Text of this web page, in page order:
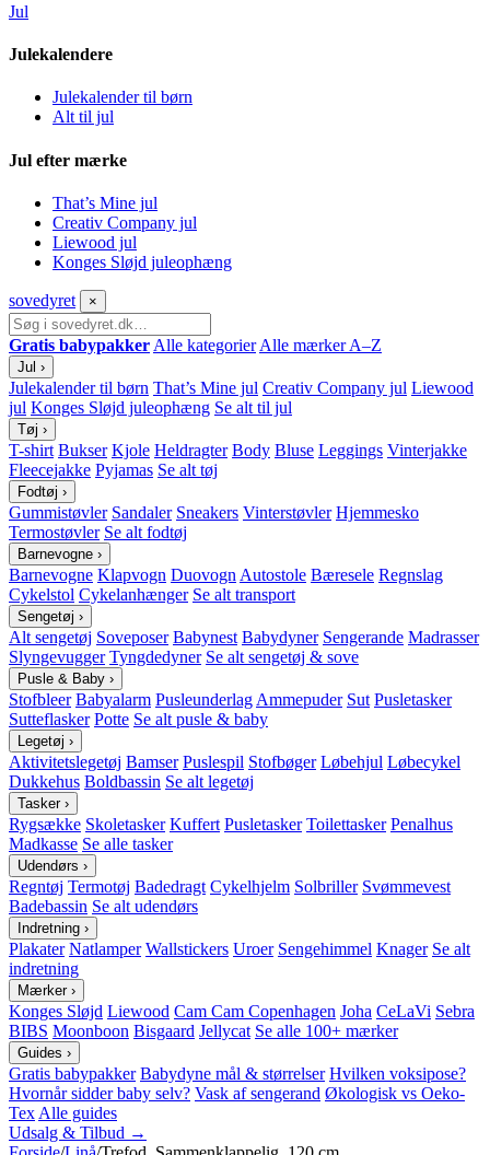
Jul
Julekalendere
Julekalender til børn
Alt til jul
Jul efter mærke
That’s Mine jul
Creativ Company jul
Liewood jul
Konges Sløjd juleophæng
sovedyret ×
Gratis babypakker Alle kategorier Alle mærker A–Z
Jul ›
Julekalender til børn That’s Mine jul Creativ Company jul Liewood
jul Konges Sløjd juleophæng Se alt til jul
Tøj ›
T-shirt Bukser Kjole Heldragter Body Bluse Leggings Vinterjakke
Fleecejakke Pyjamas Se alt tøj
Fodtøj ›
Gummistøvler Sandaler Sneakers Vinterstøvler Hjemmesko
Termostøvler Se alt fodtøj
Barnevogne ›
Barnevogne Klapvogn Duovogn Autostole Bæresele Regnslag
Cykelstol Cykelanhænger Se alt transport
Sengetøj ›
Alt sengetøj Soveposer Babynest Babydyner Sengerande Madrasser
Slyngevugger Tyngdedyner Se alt sengetøj & sove
Pusle & Baby ›
Stofbleer Babyalarm Pusleunderlag Ammepuder Sut Pusletasker
Sutteflasker Potte Se alt pusle & baby
Legetøj ›
Aktivitetslegetøj Bamser Puslespil Stofbøger Løbehjul Løbecykel
Dukkehus Boldbassin Se alt legetøj
Tasker ›
Rygsække Skoletasker Kuffert Pusletasker Toilettasker Penalhus
Madkasse Se alle tasker
Udendørs ›
Regntøj Termotøj Badedragt Cykelhjelm Solbriller Svømmevest
Badebassin Se alt udendørs
Indretning ›
Plakater Natlamper Wallstickers Uroer Sengehimmel Knager Se alt
indretning
Mærker ›
Konges Sløjd Liewood Cam Cam Copenhagen Joha CeLaVi Sebra
BIBS Moonboon Bisgaard Jellycat Se alle 100+ mærker
Guides ›
Gratis babypakker Babydyne mål & størrelser Hvilken voksipose?
Hvornår sidder baby selv? Vask af sengerand Økologisk vs Oeko-
Tex Alle guides
Udsalg & Tilbud →